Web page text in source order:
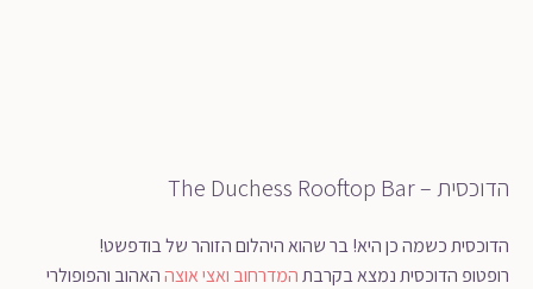
הדוכסית – The Duchess Rooftop Bar
הדוכסית כשמה כן היא! בר שהוא היהלום הזוהר של בודפשט!
רופטופ הדוכסית נמצא בקרבתהמדרחוב ואצי אוצההאהוב והפופולרי